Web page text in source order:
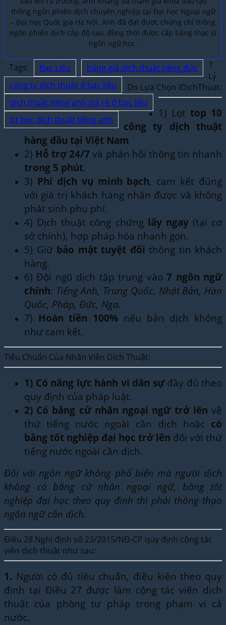
thông ngôn phiên dịch chuyên nghiệp tại Đại học Ngoại ngữ
– Đại học Quốc gia Hà Nội. Anh đã đạt được chứng chỉ thông
ngôn phiên dịch cấp độ cao, đồng thời được cấp bằng thạc sĩ
ngôn ngữ học.
Tags: Bạc Liêu
bảng giá dịch thuật tiếng đức
công ty dịch thuật ở bạc liêu
dịch thuật tiếng anh giá rẻ ở bạc liêu
tự học dịch thuật tiếng anh
7
Lý
Do Lựa Chọn IDichThuat:
1) Lọt top 10
công ty dịch thuật
hàng đầu tại Việt Nam
2) Hỗ trợ 24/7 và phản hồi thông tin nhanh
trong 5 phút.
3) Phí dịch vụ minh bạch, cam kết đúng
với giá trị khách hàng nhận được và không
phát sinh phụ phí.
4) Dịch thuật công chứng lấy ngay(tại cơ
sở chính), hợp pháp hóa nhanh gọn.
5) Giữ bảo mật tuyệt đối thông tin khách
hàng.
6) Đội ngũ dịch tập trung vào7 ngôn ngữ
chính: Tiếng Anh, Trung Quốc, Nhật Bản, Hàn
Quốc, Pháp, Đức, Nga.
7) Hoàn tiền 100% nếu bản dịch không
như cam kết.
Tiêu Chuẩn Của Nhân Viên Dịch Thuật:
1) Có năng lực hành vi dân sựđầy đủ theo
quy định của pháp luật.
2) Có bằng cử nhân ngoại ngữ trở lên về
thứ tiếng nước ngoài cần dịch hoặc có
bằng tốt nghiệp đại học trở lên đối với thứ
tiếng nước ngoài cần dịch.
Đối với ngôn ngữ không phổ biến mà người dịch
không có bằng cử nhân ngoại ngữ, bằng tốt
nghiệp đại học theo quy định thì phải thông thạo
ngôn ngữ cần dịch.
Điều 28 Nghị định số 23/2015/NĐ-CP quy định cộng tác
viên dịch thuật như sau:
1. Người có đủ tiêu chuẩn, điều kiện theo quy
định tại Điều 27 được làm cộng tác viên dịch
thuật của phòng tư pháp trong phạm vi cả
nước.